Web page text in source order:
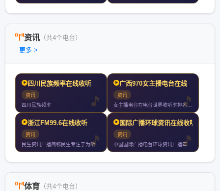
资讯 （共4个电台）
更多 >
四川民族频率在线收听
资讯
四川民族频率
广西970女主播电台在线
资讯
女主播电台在电台世界收听率排名第十三位央视索福瑞数据调查以半
浙江FM99.6在线收听
资讯
民生资讯广播简称民生专注于为听众刷新立于潮头的快乐生活快乐生
国际广播环球资讯在线收听
资讯
中国国际广播电台环球资讯广播年月日正式开播家记者站遍布全球种
体育 （共4个电台）